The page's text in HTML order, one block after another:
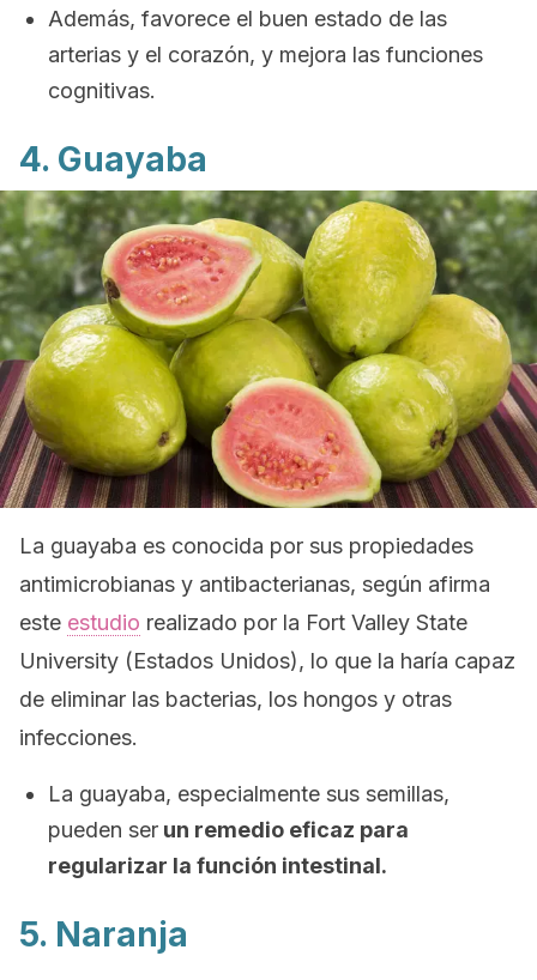
Además, favorece el buen estado de las
arterias y el corazón, y mejora las funciones
cognitivas.
4. Guayaba
La guayaba es conocida por sus propiedades
antimicrobianas y antibacterianas, según afirma
este estudio realizado por la Fort Valley State
University (Estados Unidos), lo que la haría capaz
de eliminar las bacterias, los hongos y otras
infecciones.
La guayaba, especialmente sus semillas,
pueden ser un remedio eficaz para
regularizar la función intestinal.
5. Naranja